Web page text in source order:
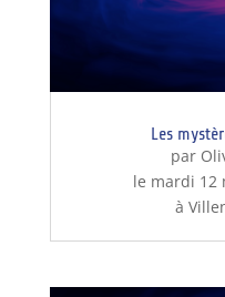
Les
par
le mardi 12
à